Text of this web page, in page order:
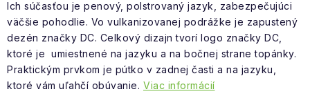
Ich súčasťou je penový, polstrovaný jazyk, zabezpečujúci
väčšie pohodlie. Vo vulkanizovanej podrážke je zapustený
dezén značky DC. Celkový dizajn tvorí logo značky DC,
ktoré je umiestnené na jazyku a na bočnej strane topánky.
Praktickým prvkom je pútko v zadnej časti a na jazyku,
ktoré vám uľahčí obúvanie. Viac informácií